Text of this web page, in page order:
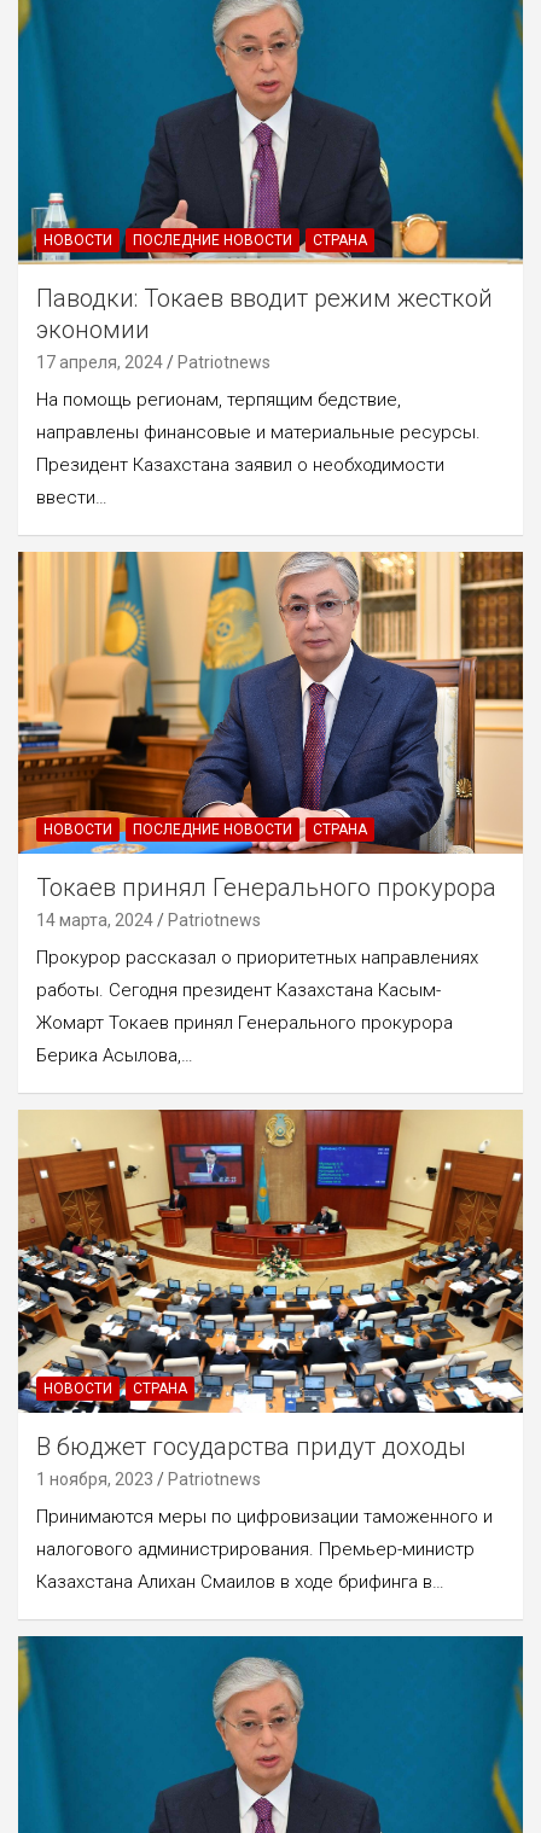
НОВОСТИ ПОСЛЕДНИЕ НОВОСТИ СТРАНА
Паводки: Токаев вводит режим жесткой
экономии
17 апреля, 2024 Patriotnews
На помощь регионам, терпящим бедствие,
направлены финансовые и материальные ресурсы.
Президент Казахстана заявил о необходимости
ввести…
НОВОСТИ ПОСЛЕДНИЕ НОВОСТИ СТРАНА
Токаев принял Генерального прокурора
14 марта, 2024 Patriotnews
Прокурор рассказал о приоритетных направлениях
работы. Сегодня президент Казахстана Касым-
Жомарт Токаев принял Генерального прокурора
Берика Асылова,…
НОВОСТИ СТРАНА
В бюджет государства придут доходы
1 ноября, 2023 Patriotnews
Принимаются меры по цифровизации таможенного и
налогового администрирования. Премьер-министр
Казахстана Алихан Смаилов в ходе брифинга в…